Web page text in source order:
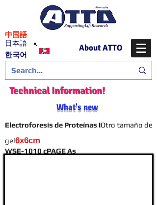
日本語
​中国語
​한국어
About ATTO
Technical Information!
What's new
Electroforesis de Proteínas IOtro tamaño de
gel6x6cm
WSE-1010 cPAGE As